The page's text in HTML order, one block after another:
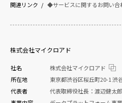
関連リンク ◆サービスに関するお問い合
株式会社マイクロアド
社名
株式会社マイクロアド
所在地
東京都渋谷区桜丘町20-1 渋
代表者
代表取締役社長：渡辺健太郎